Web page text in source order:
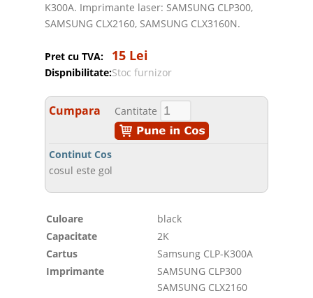
K300A. Imprimante laser: SAMSUNG CLP300,
SAMSUNG CLX2160, SAMSUNG CLX3160N.
Pret cu TVA: 15 Lei
Dispnibilitate:Stoc furnizor
Cumpara Cantitate
Continut Cos
cosul este gol
Culoare
black
Capacitate
2K
Cartus
Samsung CLP-K300A
Imprimante
SAMSUNG CLP300
SAMSUNG CLX2160